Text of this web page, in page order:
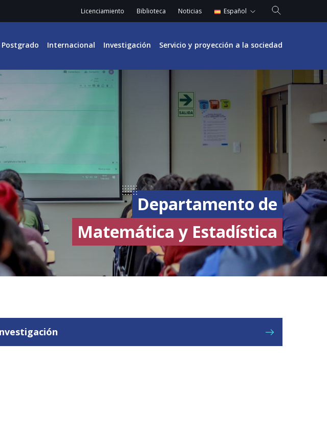
Licenciamiento Biblioteca Noticias Español
Postgrado Internacional Investigación Servicio y proyección a la sociedad
Departamento de
Matemática y Estadística